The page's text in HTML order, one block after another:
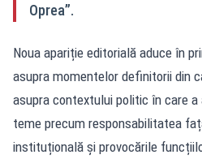
Oprea”.
Noua apariție editorială aduce în
asupra momentelor definitorii din
asupra contextului politic în care
teme precum responsabilitatea
instituțională și provocările